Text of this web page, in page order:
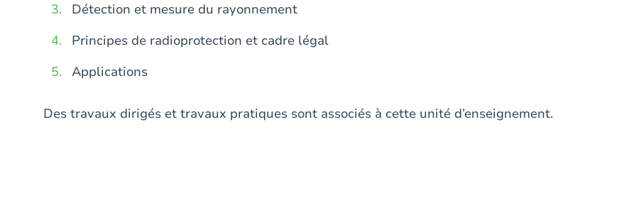
Détection et mesure du rayonnement
Principes de radioprotection et cadre légal
Applications
Des travaux dirigés et travaux pratiques sont associés à cette unité d’enseignement.